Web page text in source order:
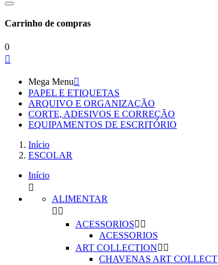
Carrinho de compras
0

Mega Menu
PAPEL E ETIQUETAS
ARQUIVO E ORGANIZAÇÃO
CORTE, ADESIVOS E CORREÇÃO
EQUIPAMENTOS DE ESCRITÓRIO
Início
ESCOLAR
Início

ALIMENTAR
 
ACESSORIOS 
ACESSORIOS
ART COLLECTION 
CHAVENAS ART COLLECT